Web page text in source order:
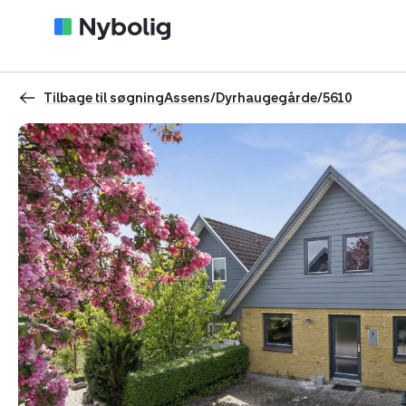
Tilbage til søgningAssens/Dyrhaugegårde/5610